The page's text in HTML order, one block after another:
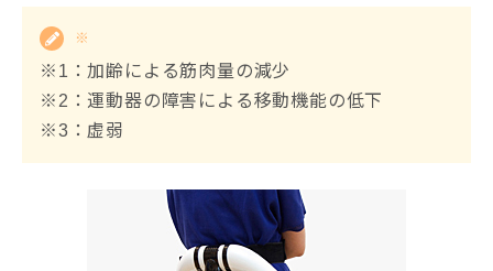
※
※1：加齢による筋肉量の減少
※2：運動器の障害による移動機能の低下
※3：虚弱